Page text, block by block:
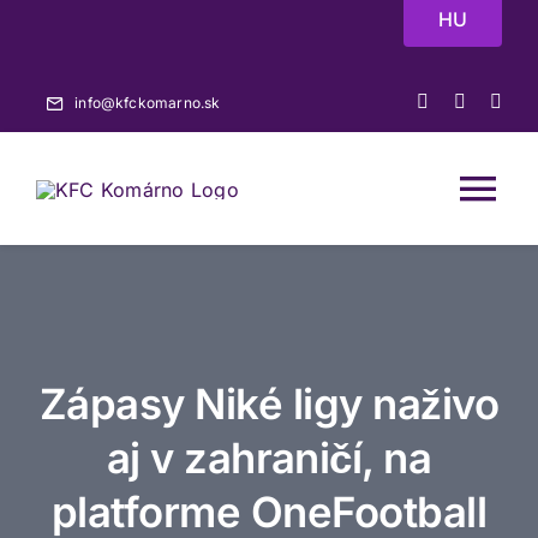
HU
info@kfckomarno.sk
A-tím
Zápasy Niké ligy naživo
aj v zahraničí, na
platforme OneFootball